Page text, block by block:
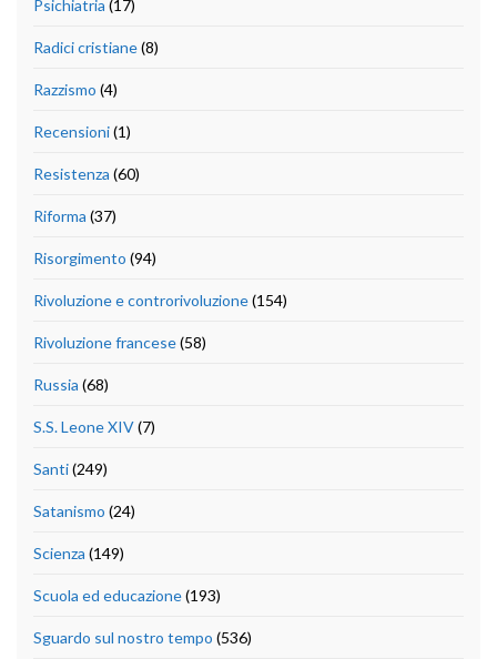
Psichiatria (17)
Radici cristiane(8)
Razzismo (4)
Recensioni(1)
Resistenza (60)
Riforma (37)
Risorgimento (94)
Rivoluzione e controrivoluzione(154)
Rivoluzione francese(58)
Russia (68)
S.S. Leone XIV(7)
Santi(249)
Satanismo (24)
Scienza (149)
Scuola ed educazione(193)
Sguardo sul nostro tempo (536)